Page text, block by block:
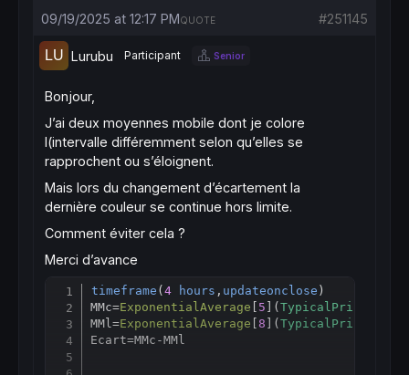
09/19/2025 at 12:17 PM #251145
QUOTE
Lurubu Participant Senior
Bonjour,
J’ai deux moyennes mobile dont je colore
l(intervalle différemment selon qu’elles se
rapprochent ou s’éloignent.
Mais lors du changement d’écartement la
dernière couleur se continue hors limite.
Comment éviter cela ?
Merci d’avance
timeframe (4 hours , updateonclose )
MMc=ExponentialAverage 5 ](TypicalPrice
MMl=ExponentialAverage 8 ](TypicalPrice
Ecart=MMc-MMl
Copy